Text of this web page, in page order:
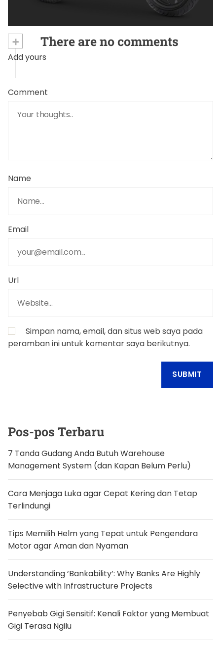
+ There are no comments
Add yours
Comment
Name
Email
Url
Simpan nama, email, dan situs web saya pada
peramban ini untuk komentar saya berikutnya.
Pos-pos Terbaru
7 Tanda Gudang Anda Butuh Warehouse
Management System (dan Kapan Belum Perlu)
Cara Menjaga Luka agar Cepat Kering dan Tetap
Terlindungi
Tips Memilih Helm yang Tepat untuk Pengendara
Motor agar Aman dan Nyaman
Understanding ‘Bankability’: Why Banks Are Highly
Selective with Infrastructure Projects
Penyebab Gigi Sensitif: Kenali Faktor yang Membuat
Gigi Terasa Ngilu